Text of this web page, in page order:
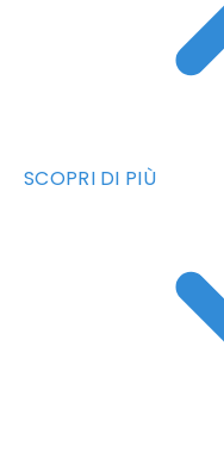
SCOPRI DI PIÙ